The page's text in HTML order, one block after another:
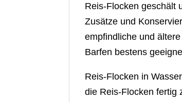
Reis-Flocken geschält
Zusätze und
empfindliche und
Barfen bestens
Reis-Flocken in
die Reis-Flocken fertig